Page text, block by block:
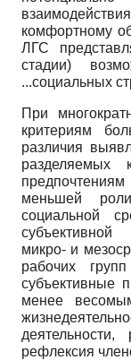
комфортному
ЛГС
стадии)
...социальных
При
критериям
различия
разделяемых
меньшей
социальной
микро- и
рабочих
субъективные
менее
рефлексия